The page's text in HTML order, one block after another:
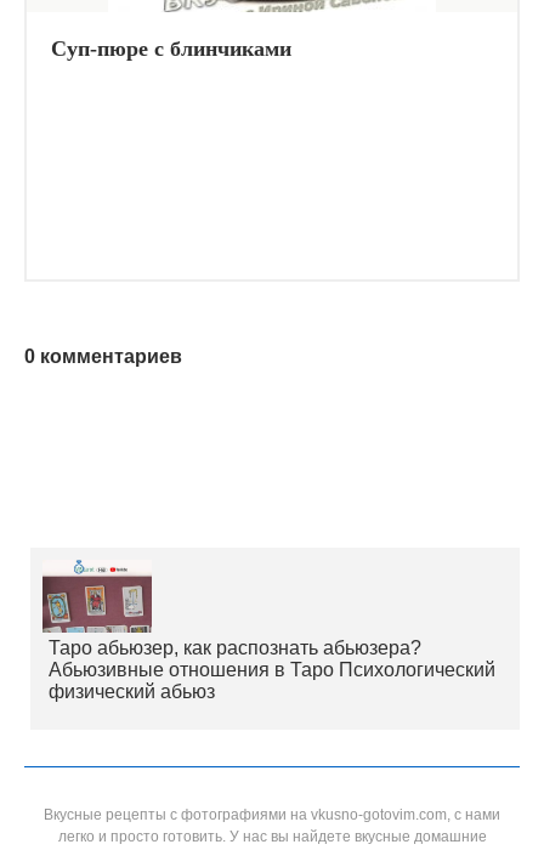
Суп-пюре с блинчиками
0 комментариев
Таро абьюзер, как распознать абьюзера?
Абьюзивные отношения в Таро Психологический
физический абьюз
Вкусные рецепты с фотографиями на vkusno-gotovim.com, с нами
легко и просто готовить. У нас вы найдете вкусные домашние